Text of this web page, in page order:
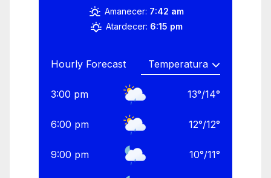
Amanecer: 7:42 am
Atardecer: 6:15 pm
Hourly Forecast
3:00 pm 13°/14°
6:00 pm 12°/12°
9:00 pm 10°/11°